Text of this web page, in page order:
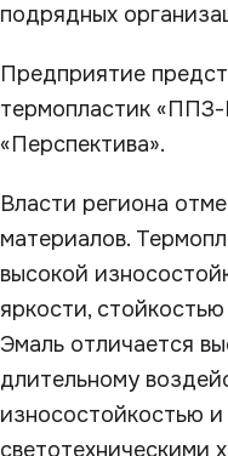
подрядных
Предприятие
термопластик
«Перспектива».
Власти региона
материалов.
высокой
яркости,
Эмаль отличается
длительному
износостойкостью
светотехническими